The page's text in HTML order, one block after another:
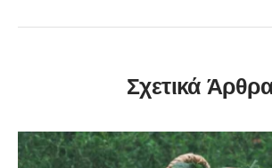
Σχετικά Άρθρα